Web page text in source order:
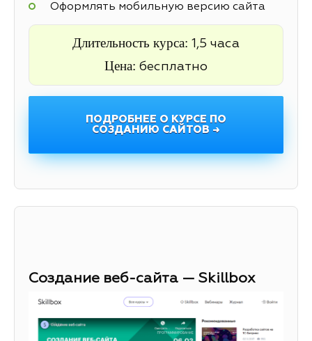
Оформлять мобильную версию сайта
Длительность курса: 1,5 часа
Цена: бесплатно
ПОДРОБНЕЕ О КУРСЕ ПО
СОЗДАНИЮ САЙТОВ →
Создание веб-сайта — Skillbox